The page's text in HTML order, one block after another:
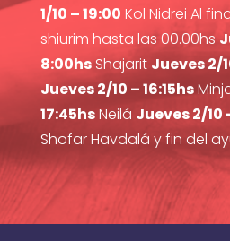
1/10 – 19:00 Kol Nidrei Al
shiurim hasta las 00.00hs
8:00hsShajarit Jueves 2/
Jueves 2/10 – 16:15hs
17:45hsNeilá Jueves 2/10
Shofar Havdalá y fin del